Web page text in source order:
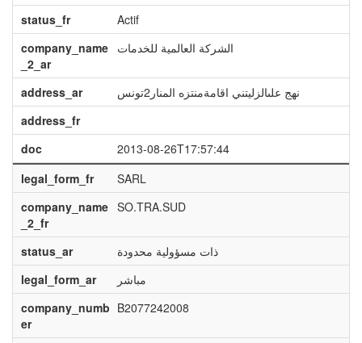
status_fr
Actif
company_name
_2_ar
الشركة العالمية للخدمات
address_ar
نهج علىالزليتني اقامةمنتزه المنار2تونس
address_fr
doc
2013-08-26T17:57:44
legal_form_fr
SARL
company_name
_2_fr
SO.TRA.SUD
status_ar
ذات مسؤولية محدودة
legal_form_ar
مباشر
company_numb
er
B2077242008